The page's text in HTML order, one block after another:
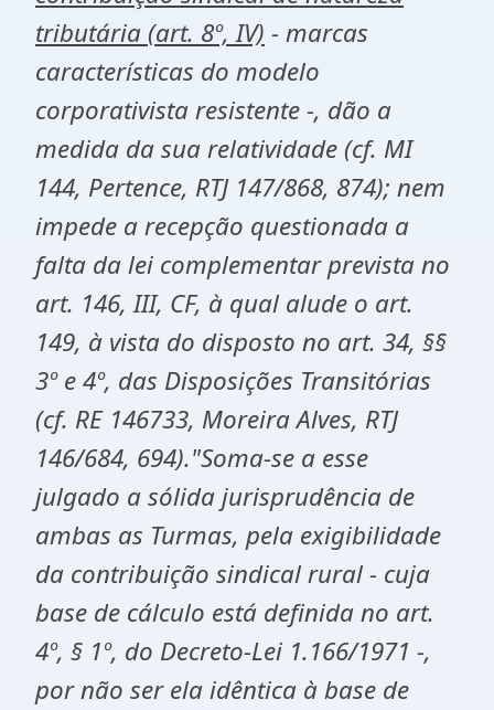
tributária (art. 8º, IV) - marcas
características do modelo
corporativista resistente -, dão a
medida da sua relatividade (cf. MI
144, Pertence, RTJ 147/868, 874); nem
impede a recepção questionada a
falta da lei complementar prevista no
art. 146, III, CF, à qual alude o art.
149, à vista do disposto no art. 34, §§
3º e 4º, das Disposições Transitórias
(cf. RE 146733, Moreira Alves, RTJ
146/684, 694)."Soma-se a esse
julgado a sólida jurisprudência de
ambas as Turmas, pela exigibilidade
da contribuição sindical rural - cuja
base de cálculo está definida no art.
4º, § 1º, do Decreto-Lei 1.166/1971 -,
por não ser ela idêntica à base de